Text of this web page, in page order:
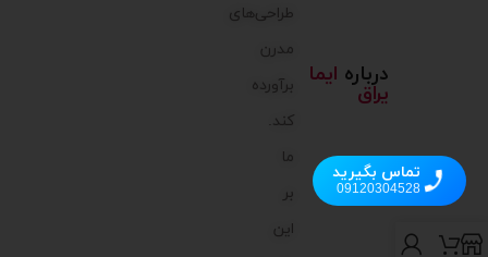
درباره ایما
یراق
طراحی‌های
مدرن
برآورده
کند.
ما
بر
این
تماس بگیرید
09120304528